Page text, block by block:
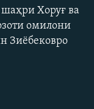
Хоруғ ва
омилони
Зиёбековро